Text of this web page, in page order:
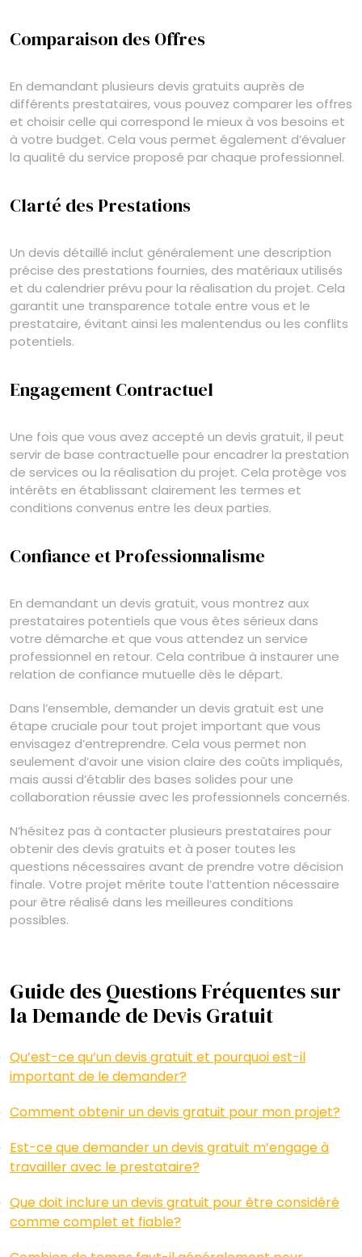
Comparaison des Offres
En demandant plusieurs devis gratuits auprès de
différents prestataires, vous pouvez comparer les offres
et choisir celle qui correspond le mieux à vos besoins et
à votre budget. Cela vous permet également d’évaluer
la qualité du service proposé par chaque professionnel.
Clarté des Prestations
Un devis détaillé inclut généralement une description
précise des prestations fournies, des matériaux utilisés
et du calendrier prévu pour la réalisation du projet. Cela
garantit une transparence totale entre vous et le
prestataire, évitant ainsi les malentendus ou les conflits
potentiels.
Engagement Contractuel
Une fois que vous avez accepté un devis gratuit, il peut
servir de base contractuelle pour encadrer la prestation
de services ou la réalisation du projet. Cela protège vos
intérêts en établissant clairement les termes et
conditions convenus entre les deux parties.
Confiance et Professionnalisme
En demandant un devis gratuit, vous montrez aux
prestataires potentiels que vous êtes sérieux dans
votre démarche et que vous attendez un service
professionnel en retour. Cela contribue à instaurer une
relation de confiance mutuelle dès le départ.
Dans l’ensemble, demander un devis gratuit est une
étape cruciale pour tout projet important que vous
envisagez d’entreprendre. Cela vous permet non
seulement d’avoir une vision claire des coûts impliqués,
mais aussi d’établir des bases solides pour une
collaboration réussie avec les professionnels concernés.
N’hésitez pas à contacter plusieurs prestataires pour
obtenir des devis gratuits et à poser toutes les
questions nécessaires avant de prendre votre décision
finale. Votre projet mérite toute l’attention nécessaire
pour être réalisé dans les meilleures conditions
possibles.
Guide des Questions Fréquentes sur
la Demande de Devis Gratuit
Qu’est-ce qu’un devis gratuit et pourquoi est-il
important de le demander?
Comment obtenir un devis gratuit pour mon projet?
Est-ce que demander un devis gratuit m’engage à
travailler avec le prestataire?
Que doit inclure un devis gratuit pour être considéré
comme complet et fiable?